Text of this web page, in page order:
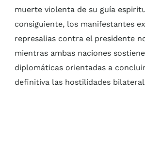
muerte violenta de su guía
consiguiente, los manifestantes
represalias contra el presidente
mientras ambas naciones
diplomáticas orientadas a
definitiva las hostilidades